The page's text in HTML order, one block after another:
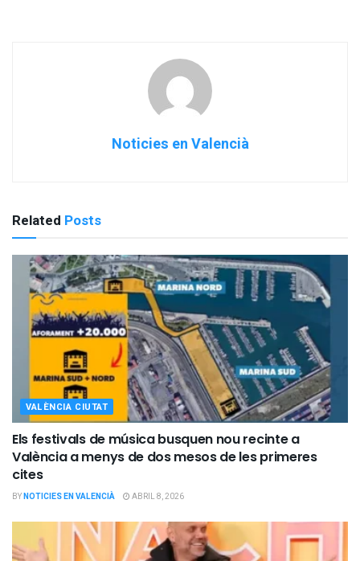
Noticies en Valencià
Related Posts
VALÈNCIA CIUTAT
Els festivals de música busquen nou recinte a
València a menys de dos mesos de les primeres
cites
BYNOTICIES EN VALENCIÀ ABRIL 8, 2026